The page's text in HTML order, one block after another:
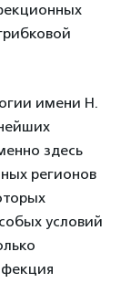
имени Н.
здесь
регионов
условий